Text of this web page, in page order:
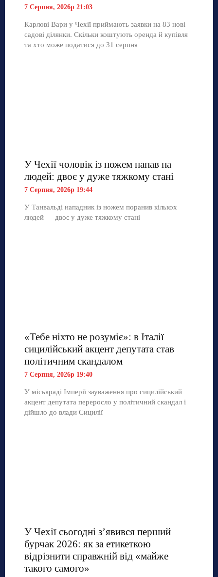
7 Серпня, 2026р 21:03
Карлові Вари у Чехії приймають заявки на 83 нові
садові ділянки. Скільки коштують оренда й купівля
та хто може податися до 31 серпня
У Чехії чоловік із ножем напав на
людей: двоє у дуже тяжкому стані
7 Серпня, 2026р 19:44
У Танвальді нападник із ножем поранив кількох
людей — двоє у дуже тяжкому стані
«Тебе ніхто не розуміє»: в Італії
сицилійський акцент депутата став
політичним скандалом
7 Серпня, 2026р 19:40
У міськраді Імперії зауваження про сицилійський
акцент депутата переросло у політичний скандал і
дійшло до влади Сицилії
У Чехії сьогодні з’явився перший
бурчак 2026: як за етикеткою
відрізнити справжній від «майже
такого самого»